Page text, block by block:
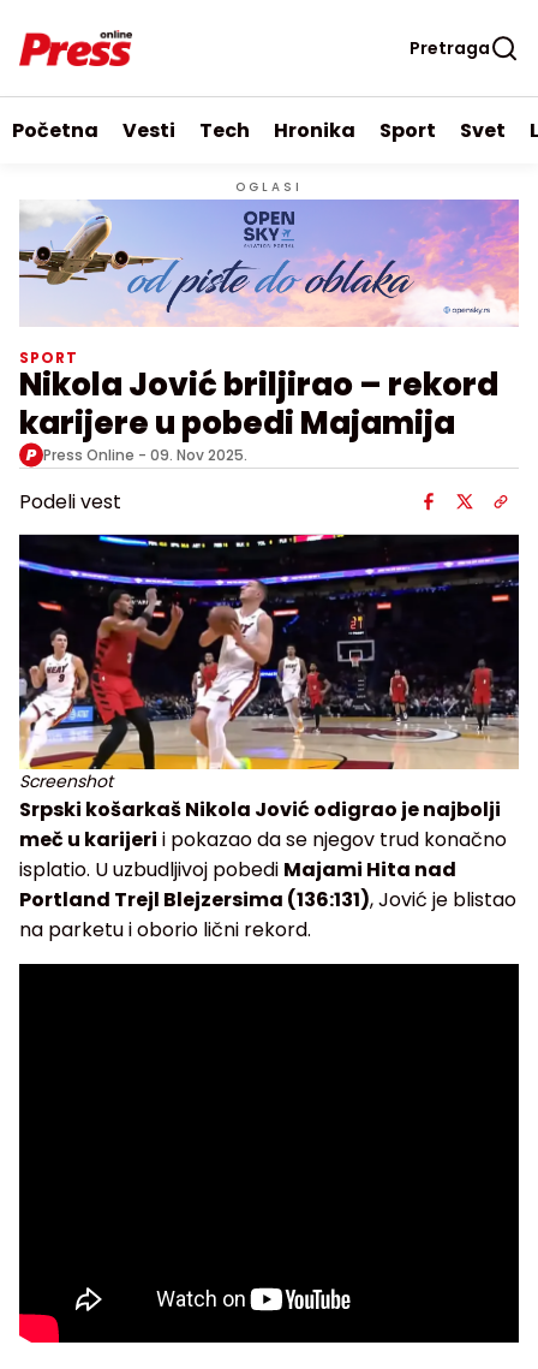
Pretraga
Početna Vesti Tech Hronika Sport Svet
OGLASI
SPORT
Nikola Jović briljirao – rekord
karijere u pobedi Majamija
Press Online - 09. Nov 2025.
Podeli vest
Screenshot
Srpski košarkaš Nikola Jović odigrao je najbolji
meč u karijeri i pokazao da se njegov trud konačno
isplatio. U uzbudljivoj pobedi Majami Hita nad
Portland Trejl Blejzersima (136:131), Jović je blistao
na parketu i oborio lični rekord.